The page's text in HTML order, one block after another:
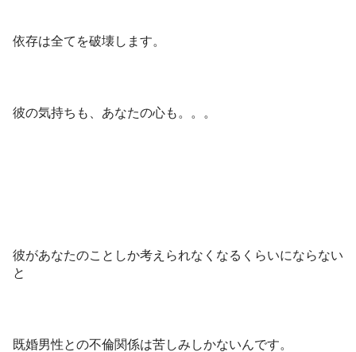
依存は全てを破壊します。
彼の気持ちも、あなたの心も。。。
彼があなたのことしか考えられなくなるくらいにならない
と
既婚男性との不倫関係は苦しみしかないんです。